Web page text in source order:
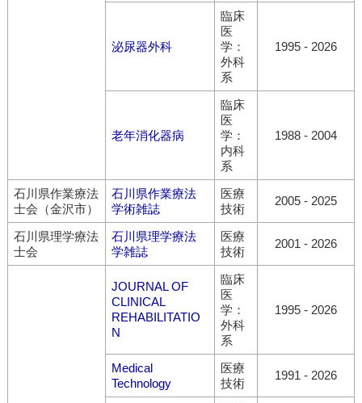
泌尿器外科
臨床
医
学：
外科
系
1995- 2026
老年消化器病
臨床
医
学：
内科
系
1988- 2004
石川県作業療法
士会（金沢市）
石川県作業療法
学術雑誌
医療
技術
2005- 2025
石川県理学療法
士会
石川県理学療法
学雑誌
医療
技術
2001 - 2026
JOURNAL OF
CLINICAL
REHABILITATIO
N
臨床
医
学：
外科
系
1995- 2026
Medical
Technology
医療
技術
1991 - 2026